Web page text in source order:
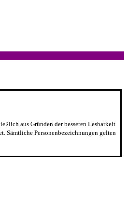
aus Gründen der besseren Lesbarkeit
Sämtliche Personenbezeichnungen gelten